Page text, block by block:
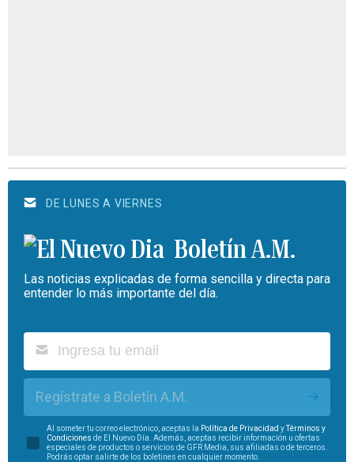
DE LUNES A VIERNES
Boletín A.M.
Las noticias explicadas de forma sencilla y directa para
entender lo más importante del día.
Regístrate a Boletín A.M.
Al someter tu correo electrónico, aceptas la Política de Privacidad yTérminos y
Condiciones de El Nuevo Día. Además, aceptas recibir información u ofertas
especiales de productos o servicios de GFR Media, sus afiliadas o de terceros.
Podrás optar salirte de los boletines en cualquier momento.